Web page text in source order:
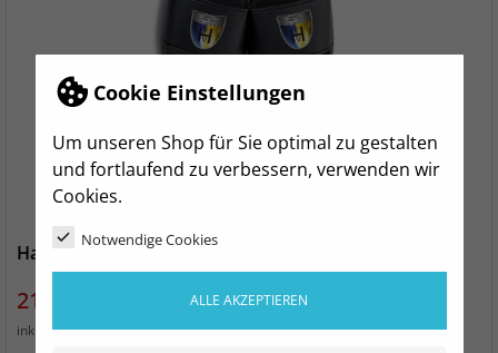
Cookie Einstellungen
Um unseren Shop für Sie optimal zu gestalten
und fortlaufend zu verbessern, verwenden wir
Cookies.
Notwendige Cookies
ALLE AKZEPTIEREN
Hainichener FV Badelatschen
Preis
21,99 €
inkl. MwSt. zzgl. Versand